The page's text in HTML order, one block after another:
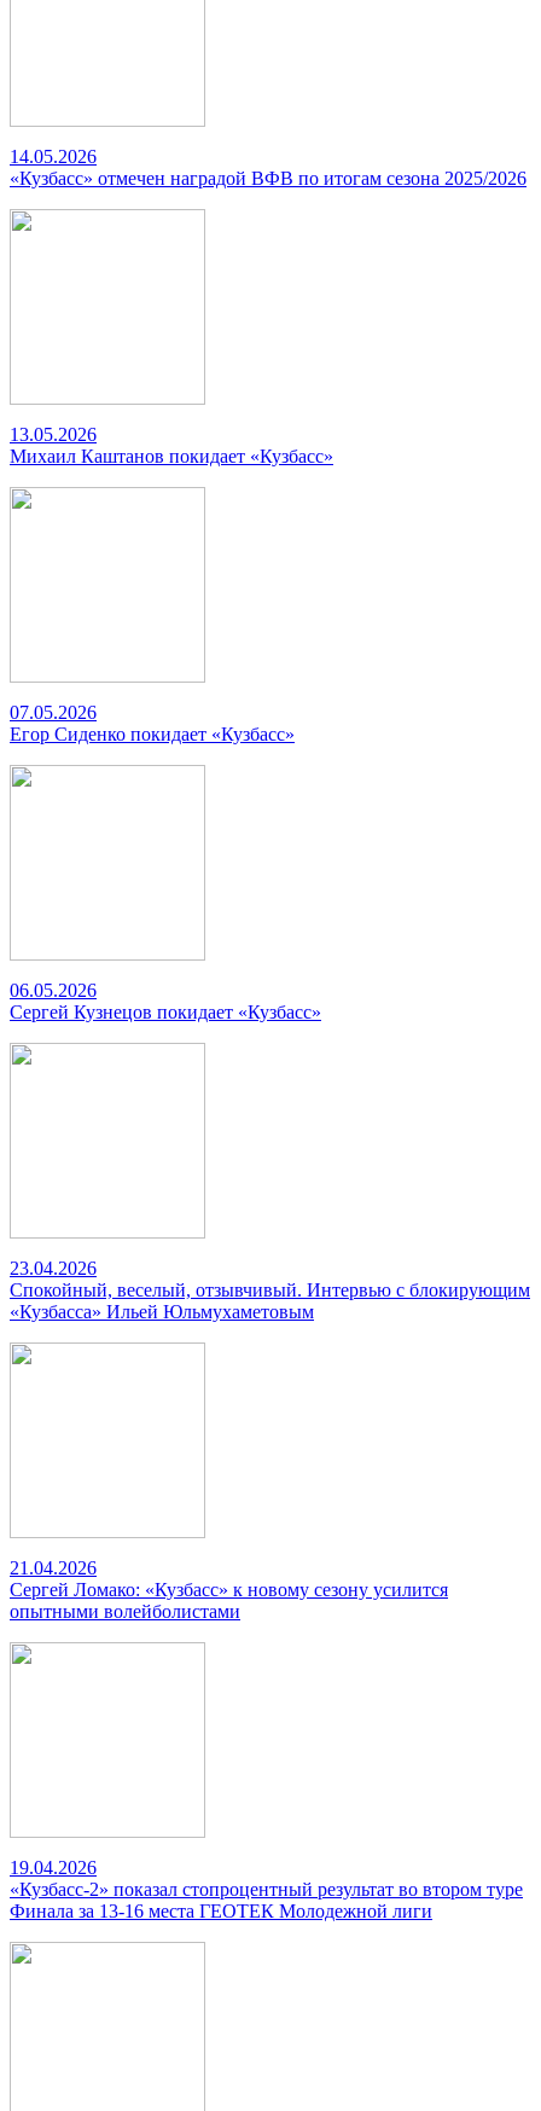
14.05.2026
«Кузбасс» отмечен наградой ВФВ по итогам сезона 2025/2026
13.05.2026
Михаил Каштанов покидает «Кузбасс»
07.05.2026
Егор Сиденко покидает «Кузбасс»
06.05.2026
Сергей Кузнецов покидает «Кузбасс»
23.04.2026
Спокойный, веселый, отзывчивый. Интервью с блокирующим
«Кузбасса» Ильей Юльмухаметовым
21.04.2026
Сергей Ломако: «Кузбасс» к новому сезону усилится
опытными волейболистами
19.04.2026
«Кузбасс-2» показал стопроцентный результат во втором туре
Финала за 13-16 места ГЕОТЕК Молодежной лиги